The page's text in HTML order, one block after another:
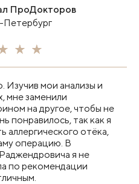
ПроДокторов
Изучив мои анализы и
мне заменили
на другое, чтобы не
понравилось, так как я
аллергического отёка,
операцию. В
я не
по рекомендации